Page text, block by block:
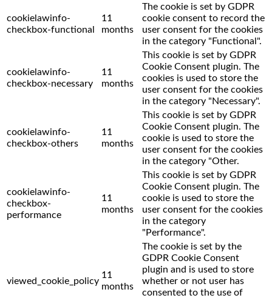
cookielawinfo-
checkbox-functional
11
months
The cookie is set by GDPR
cookie consent to record the
user consent for the cookies
in the category "Functional".
cookielawinfo-
checkbox-necessary
11
months
This cookie is set by GDPR
Cookie Consent plugin. The
cookies is used to store the
user consent for the cookies
in the category "Necessary".
cookielawinfo-
checkbox-others
11
months
This cookie is set by GDPR
Cookie Consent plugin. The
cookie is used to store the
user consent for the cookies
in the category "Other.
cookielawinfo-
checkbox-
performance
11
months
This cookie is set by GDPR
Cookie Consent plugin. The
cookie is used to store the
user consent for the cookies
in the category
"Performance".
viewed_cookie_policy
11
months
The cookie is set by the
GDPR Cookie Consent
plugin and is used to store
whether or not user has
consented to the use of